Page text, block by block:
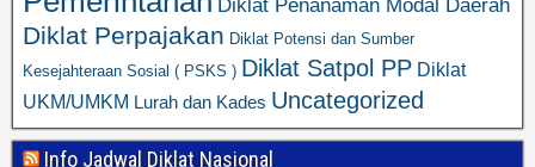
Diklat Penanaman Modal Daerah
Diklat Perpajakan Diklat Potensi dan Sumber
Kesejahteraan Sosial ( PSKS ) Diklat Satpol PP Diklat
UKM/UMKM Lurah dan Kades Uncategorized
Info Jadwal Diklat Nasional